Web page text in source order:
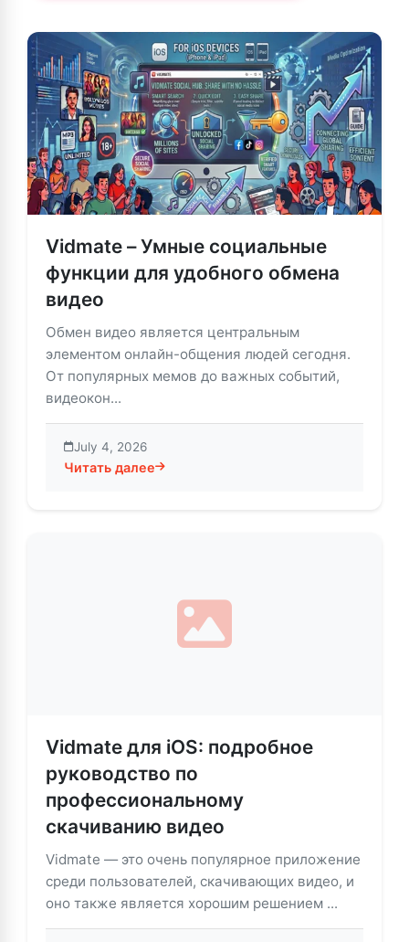
Vidmate – Умные социальные
функции для удобного обмена
видео
Обмен видео является центральным
элементом онлайн-общения людей сегодня.
От популярных мемов до важных событий,
видеокон...
July 4, 2026
Читать далее
about Vidmate – Умные социальные функции для
Vidmate для iOS: подробное
руководство по
профессиональному
скачиванию видео
Vidmate — это очень популярное приложение
среди пользователей, скачивающих видео, и
оно также является хорошим решением ...